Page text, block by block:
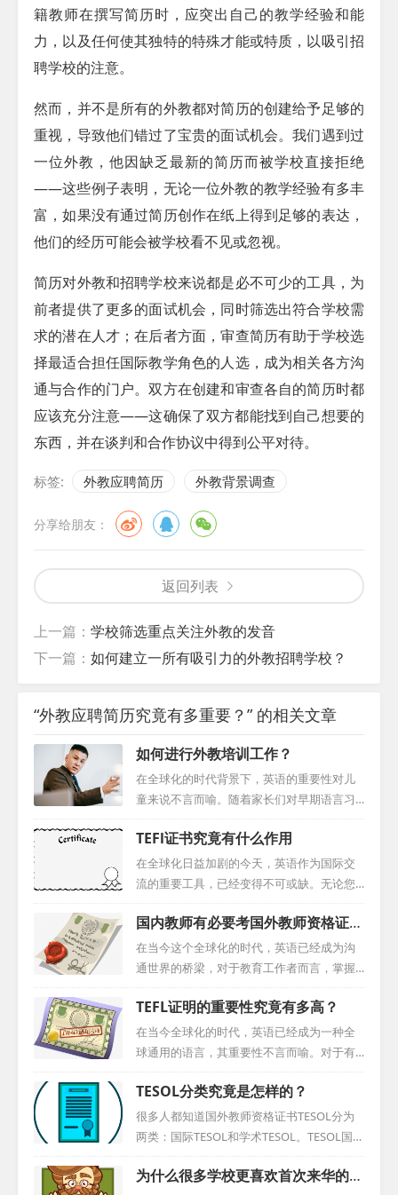
籍教师在撰写简历时，应突出自己的教学经验和能
力，以及任何使其独特的特殊才能或特质，以吸引招
聘学校的注意。
然而，并不是所有的外教都对简历的创建给予足够的
重视，导致他们错过了宝贵的面试机会。我们遇到过
一位外教，他因缺乏最新的简历而被学校直接拒绝
——这些例子表明，无论一位外教的教学经验有多丰
富，如果没有通过简历创作在纸上得到足够的表达，
他们的经历可能会被学校看不见或忽视。
简历对外教和招聘学校来说都是必不可少的工具，为
前者提供了更多的面试机会，同时筛选出符合学校需
求的潜在人才；在后者方面，审查简历有助于学校选
择最适合担任国际教学角色的人选，成为相关各方沟
通与合作的门户。双方在创建和审查各自的简历时都
应该充分注意——这确保了双方都能找到自己想要的
东西，并在谈判和合作协议中得到公平对待。
标签: 外教应聘简历 外教背景调查
分享给朋友：
返回列表
上一篇： 学校筛选重点关注外教的发音
下一篇： 如何建立一所有吸引力的外教招聘学校？
“外教应聘简历究竟有多重要？” 的相关文章
如何进行外教培训工作？
在全球化的时代背景下，英语的重要性对儿
童来说不言而喻。随着家长们对早期语言习
得重要性的认识加深，对优质英语教育的需
求也在日益增长。其中，外教在儿童教育中
的作用日益凸显。本文将深入探讨如何有效
地利用外教资源，为儿童提供高质量的英语
教育。 一、培养儿童的英语语感 英语语感的
培养是儿童教育的核心。语音教学作为培养
语感的基石，应当成为外教培训的重点。外
教可以通过教授语音知识、朗读练习和模仿
调，从而培养他们对英语语言的感知和理
解。 二、激发儿童的学习兴趣 对于儿童来
说，兴趣是...
TEFl证书究竟有什么作用
在全球化日益加剧的今天，英语作为国际交
流的重要工具，已经变得不可或缺。无论您
是教育行业的从业者，还是寻求职业发展的
专业人士，或是渴望提升自我能力的有志之
士，掌握英语都将成为您走向成功的关键。
而在众多英语教育认证中，TEFL认证以其独
特的优势，为全球的英语教育工作者和学习
者提供了无尽的机遇。 TEFL：解锁英语教学
新境界 TEFL，即对外英语教学，是一项专为
非英语母语者教授英语的国际认证。它旨在
能和策略，使他们能够更有效地指导学习者
掌握英语。通过TEFL认证，教育工作者不...
国内教师有必要考国外教师资格证书
吗？
在当今这个全球化的时代，英语已经成为沟
通世界的桥梁，对于教育工作者而言，掌握
并精通英语教学不仅是一项技能，更是开启
本地与全球职业机遇的钥匙。对于中国教师
而言，获得TEFL认证不仅是一个选择，更是
对自我专业成长的战略投资。那么，国外教
师资格证书究竟对中国教师有何重要性？它
又是如何助力教师在教育事业的道路上取得
成功的呢？ 一、提升专业技能，实现教学突
破 TEFL认证课程为中国教师提供了一条系统
学习和实践，教师可以获得英语教学的核心
TEFL证明的重要性究竟有多高？
在当今全球化的时代，英语已经成为一种全
球通用的语言，其重要性不言而喻。对于有
志于投身英语教育事业，希望将自己的知识
和经验传授给更多人的朋友们来说，获得TEF
L（对外英语教学）认证无疑是一个重要的里
程碑。TEFL证明不仅代表着个人在英语教育
领域的专业能力，更是打开全球机遇大门的
关键。 首先，我们来了解一下什么是TEFL认
TESOL分类究竟是怎样的？
很多人都知道国外教师资格证书TESOL分为
两类：国际TESOL和学术TESOL。TESOL国际
英语教师资格证书是最知名的国际TESOL证
书。我们主要使用澳大利亚AQF（英国有相
为什么很多学校更喜欢首次来华的外